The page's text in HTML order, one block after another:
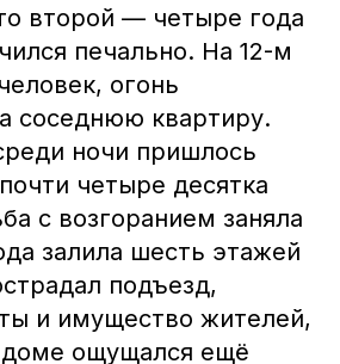
второй — четыре года
печально. На 12-м
огонь
соседнюю квартиру.
ночи пришлось
четыре десятка
с возгоранием заняла
залила шесть этажей
подъезд,
и имущество жителей,
доме ощущался ещё